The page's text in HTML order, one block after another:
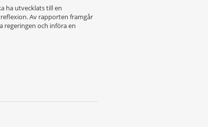
ha utvecklats till en
Av rapporten framgår
regeringen och införa en